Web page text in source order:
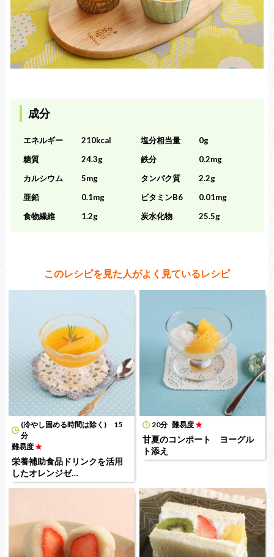
成分
エネルギー 210kcal 塩分相当量
0g
糖質
24.3g 鉄分
0.2mg
カルシウム
5mg タンパク質
2.2g
亜鉛
0.1mg ビタミンB6
0.01mg
食物繊維
1.2g 炭水化物 25.5g
このレシピを見た人がよく見ているレシピ
(冷やし固める時間は除く) 15
分
難易度★
栄養補助食品ドリンクを活用
したオレンジゼ…
20分 難易度★
甘夏のコンポート ヨーグル
ト添え